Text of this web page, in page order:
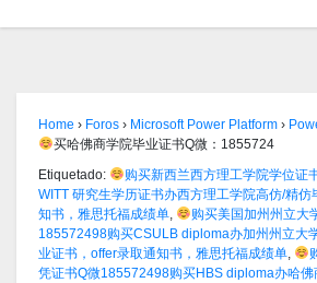
Home › Foros › Microsoft Power Platform ›
买哈佛商学院毕业证书Q微：1855724
Etiquetado:
购买新西兰西方理工学院学位证
WITT 研究生学历证书办西方理工学院高仿/精仿
知书，雅思托福成绩单,
购买美国加州州立大
185572498购买CSULB diploma办加州州立大
业证书，offer录取通知书，雅思托福成绩单,
凭证书Q微185572498购买HBS diploma办哈